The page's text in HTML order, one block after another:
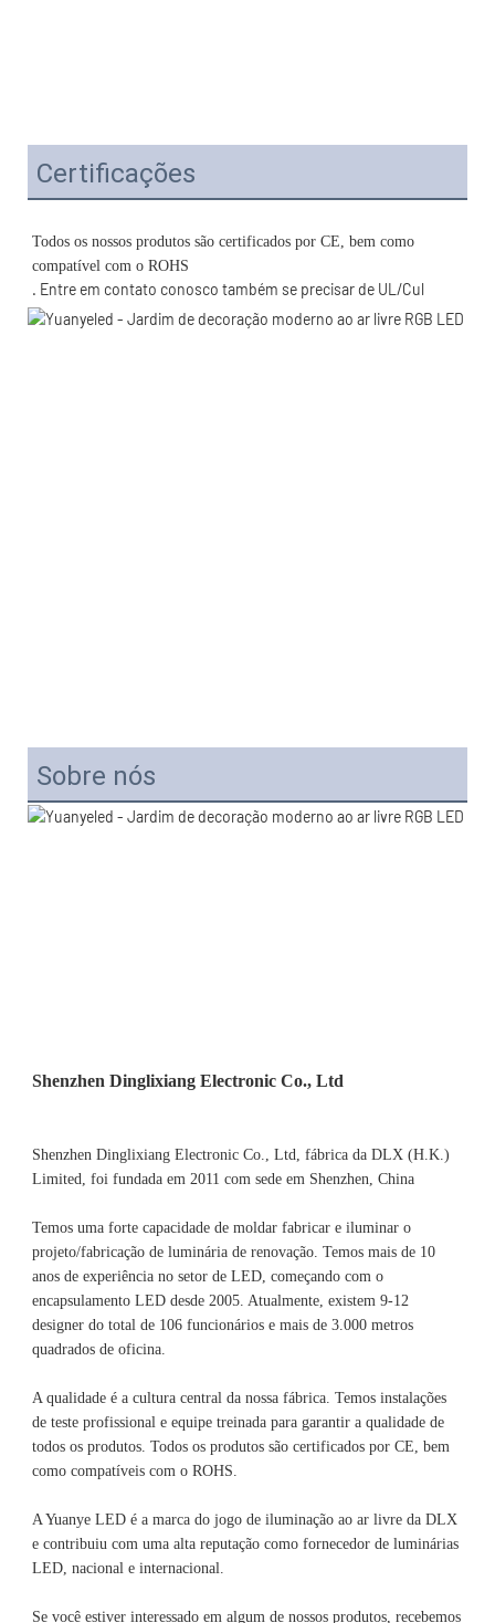
Certificações
Todos os nossos produtos são certificados por CE, bem como
. Entre em contato conosco também se precisar de UL/Cul
Sobre nós
Shenzhen Dinglixiang Electronic Co., Ltd, fábrica da DLX (H.K.)
Limited, foi fundada em 2011 com sede em Shenzhen, China
Temos uma forte capacidade de moldar fabricar e iluminar o
projeto/fabricação de luminária de renovação. Temos mais de 10
anos de experiência no setor de LED, começando com o
encapsulamento LED desde 2005. Atualmente, existem 9-12
designer do total de 106 funcionários e mais de 3.000 metros
A qualidade é a cultura central da nossa fábrica. Temos instalações
de teste profissional e equipe treinada para garantir a qualidade de
todos os produtos. Todos os produtos são certificados por CE, bem
A Yuanye LED é a marca do jogo de iluminação ao ar livre da DLX
e contribuiu com uma alta reputação como fornecedor de luminárias
Se você estiver interessado em algum de nossos produtos, recebemos